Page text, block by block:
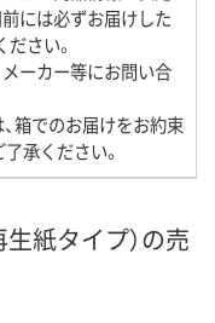
には必ずお届けした
さい。
ーカー等にお問い合
、箱でのお届けをお約束
承ください。
紙タイプ）の売